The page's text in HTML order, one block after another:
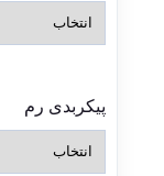
پیکربدی رم